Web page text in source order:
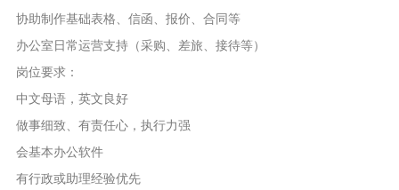
协助制作基础表格、信函、报价、合同等
办公室日常运营支持（采购、差旅、接待等）
岗位要求：
中文母语，英文良好
做事细致、有责任心，执行力强
会基本办公软件
有行政或助理经验优先